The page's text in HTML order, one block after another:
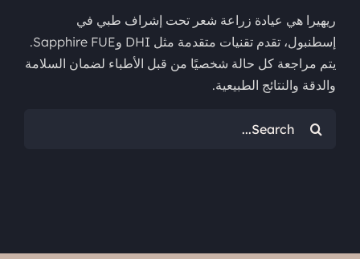
ريهيرا هي عيادة زراعة شعر تحت إشراف طبي في
إسطنبول، تقدم تقنيات متقدمة مثل DHI وSapphire FUE.
يتم مراجعة كل حالة شخصيًا من قبل الأطباء لضمان السلامة
والدقة والنتائج الطبيعية.
عن: